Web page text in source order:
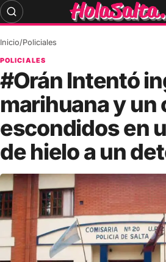
Skip
to
Inicio/Policiales
POLICIALES
#Orán Intentó
marihuana y un
escondidos en
de hielo a un